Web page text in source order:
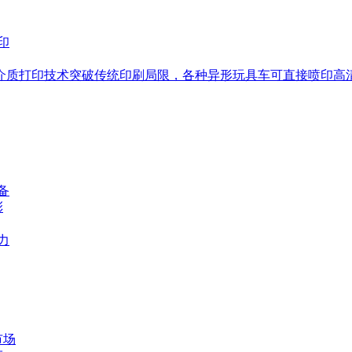
打印技术突破传统印刷局限，各种异形玩具车可直接喷印高
场